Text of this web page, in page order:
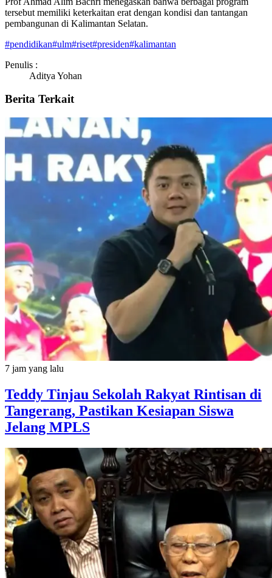
tersebut memiliki keterkaitan erat dengan kondisi dan tantangan
pembangunan di Kalimantan Selatan.
#pendidikan#ulm#riset#presiden#kalimantan
Penulis :
Aditya Yohan
Berita Terkait
7 jam yang lalu
Teddy Tinjau Sekolah Rakyat Rintisan di
Tangerang, Pastikan Kesiapan Siswa
Jelang MPLS